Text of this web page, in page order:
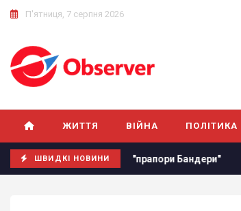
П'ятниця, 7 серпня 2026
ЖИТТЯ ВІЙНА ПОЛІТИКА
ШВИДКІ НОВИНИ
армії, але згадав про "прапори Бандери"